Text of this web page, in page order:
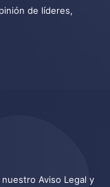
de líderes,
nuestro Aviso Legal y